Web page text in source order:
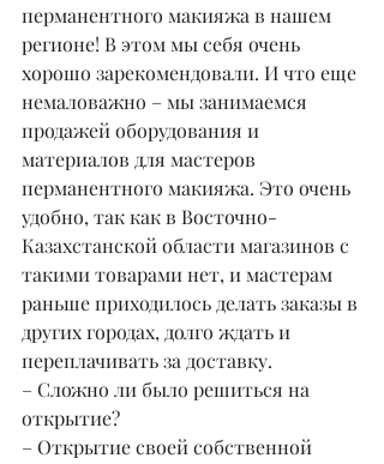
перманентного макияжа в нашем
регионе! В этом мы себя очень
хорошо зарекомендовали. И что еще
немаловажно – мы занимаемся
продажей оборудования и
материалов для мастеров
перманентного макияжа. Это очень
удобно, так как в Восточно-
Казахстанской области магазинов с
такими товарами нет, и мастерам
раньше приходилось делать заказы в
других городах, долго ждать и
переплачивать за доставку.
– Сложно ли было решиться на
открытие?
– Открытие своей собственной